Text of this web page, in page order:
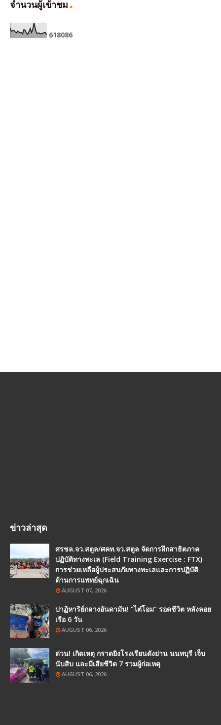
จำนวนผู้เข้าชม
618086
ข่าวล่าสุด
ศรชล.จว.สตูล/ศคท.จว.สตูล จัดการฝึกสาธิตภาค
ปฏิบัติทางทะเล (Field Training Exercise : FTX)
การช่วยเหลือผู้ประสบภัยทางทะเลและการปฏิบัติ
ด้านการแพทย์ฉุกเฉิน
AUGUST 07, 2026
ปาฏิหาริย์กลางอันดามัน! “ไต๋โอม” รอดชีวิต หลังลอย
เรือ 6 วัน
AUGUST 06, 2026
ด่วน! เกิดเหตุ กราดยิงโรงเรียนดังย่าน นนทบุรี เจ็บ
นับสิบ และมีเสียชีวิต 7 รวมผู้ก่อเหตุ
AUGUST 06, 2026